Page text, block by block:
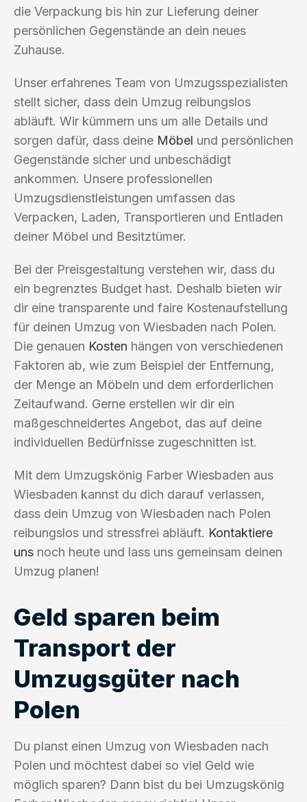
die Verpackung bis hin zur Lieferung deiner
persönlichen Gegenstände an dein neues
Zuhause.
Unser erfahrenes Team von Umzugsspezialisten
stellt sicher, dass dein Umzug reibungslos
abläuft. Wir kümmern uns um alle Details und
sorgen dafür, dass deine Möbel und persönlichen
Gegenstände sicher und unbeschädigt
ankommen. Unsere professionellen
Umzugsdienstleistungen umfassen das
Verpacken, Laden, Transportieren und Entladen
deiner Möbel und Besitztümer.
Bei der Preisgestaltung verstehen wir, dass du
ein begrenztes Budget hast. Deshalb bieten wir
dir eine transparente und faire Kostenaufstellung
für deinen Umzug von Wiesbaden nach Polen.
Die genauen Kosten hängen von verschiedenen
Faktoren ab, wie zum Beispiel der Entfernung,
der Menge an Möbeln und dem erforderlichen
Zeitaufwand. Gerne erstellen wir dir ein
maßgeschneidertes Angebot, das auf deine
individuellen Bedürfnisse zugeschnitten ist.
Mit dem Umzugskönig Farber Wiesbaden aus
Wiesbaden kannst du dich darauf verlassen,
dass dein Umzug von Wiesbaden nach Polen
reibungslos und stressfrei abläuft. Kontaktiere
uns noch heute und lass uns gemeinsam deinen
Umzug planen!
Geld sparen beim
Transport der
Umzugsgüter nach
Polen
Du planst einen Umzug von Wiesbaden nach
Polen und möchtest dabei so viel Geld wie
möglich sparen? Dann bist du bei Umzugskönig